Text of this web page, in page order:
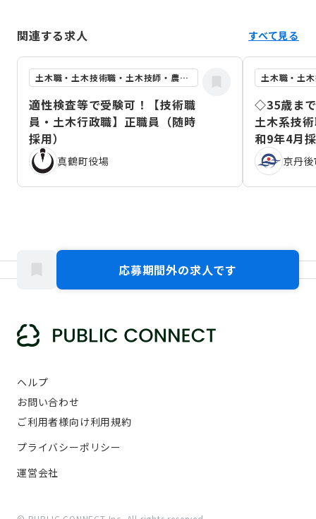
関連する求人 すべて見る
土木職・土木技術職・土木技師・農業土木職
適性検査等で受験可！【技術職
員・土木行政職】正職員（随時
採用）
真鶴町役場
◇35歳ま
土木系技
和9年4月
京丹
応募期間外の求人です
ヘルプ
お問い合わせ
ご利用者様向け利用規約
プライバシーポリシー
運営会社